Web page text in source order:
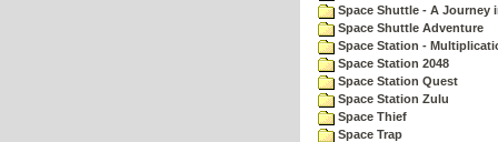
Space Shuttle - A Journey
Space Shuttle Adventure
Space Station -
Space Station 2048
Space Station Quest
Space Station Zulu
Space Thief
Space Trap